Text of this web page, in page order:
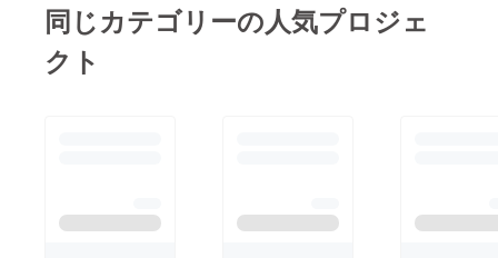
同じカテゴリーの人気プロジェ
クト